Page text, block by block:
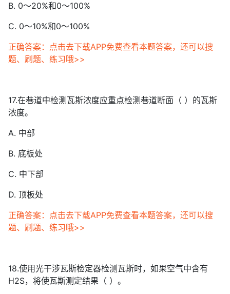
B. 0～20%和0～100%
C. 0～10%和0～100%
正确答案：点击去下载APP免费查看本题答案，还可以搜
题、刷题、练习哦>>
17.在巷道中检测瓦斯浓度应重点检测巷道断面（ ）的瓦斯
浓度。
A. 中部
B. 底板处
C. 中下部
D. 顶板处
正确答案：点击去下载APP免费查看本题答案，还可以搜
题、刷题、练习哦>>
18.使用光干涉瓦斯检定器检测瓦斯时，如果空气中含有
H2S，将使瓦斯测定结果（ ）。